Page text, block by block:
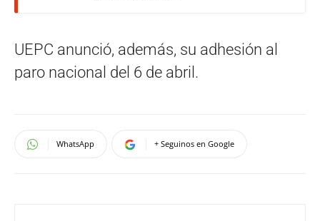
UEPC anunció, además, su adhesión al
paro nacional del 6 de abril.
WhatsApp + Seguinos en Google